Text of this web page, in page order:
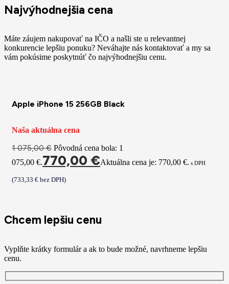
Najvýhodnejšia cena
Máte záujem nakupovať na IČO a našli ste u relevantnej
konkurencie lepšiu ponuku? Neváhajte nás kontaktovať a my sa
vám pokúsime poskytnúť čo najvýhodnejšiu cenu.
Apple iPhone 15 256GB Black
Naša aktuálna cena
1 075,00€ Pôvodná cena bola: 1
075,00 €.770,00 €Aktuálna cena je: 770,00 €. s DPH
(733,33 € bez DPH)
Chcem lepšiu cenu
Vyplňte krátky formulár a ak to bude možné, navrhneme lepšiu
cenu.